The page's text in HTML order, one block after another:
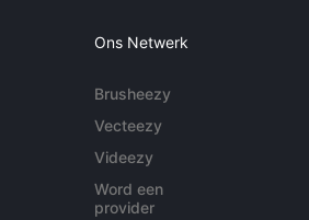
Ons Netwerk
Brusheezy
Vecteezy
Videezy
Word een
provider